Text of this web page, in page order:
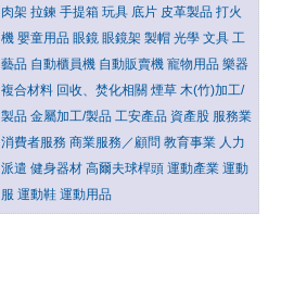
肉架 拉鍊 手提箱 玩具 底片 皮革製品 打火
機 嬰童用品 眼鏡 眼鏡架 製帽 光學 文具 工
藝品 自動櫃員機 自動販賣機 寵物用品 樂器
複合材料 回收、焚化相關 煙草 木(竹)加工/
製品 金屬加工/製品 工安產品 資產股 服務業
消費者服務 商業服務／顧問 教育事業 人力
派遣 健身器材 高爾夫球桿頭 運動產業 運動
服 運動鞋 運動用品